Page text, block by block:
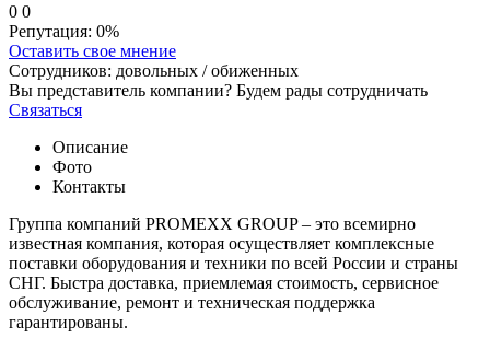
0 0
Репутация: 0%
Оставить свое мнение
Сотрудников: довольных /обиженных
Вы представитель компании? Будем рады сотрудничать
Связаться
Описание
Фото
Контакты
Группа компаний PROMEXX GROUP – это всемирно
известная компания, которая осуществляет комплексные
поставки оборудования и техники по всей России и страны
СНГ. Быстра доставка, приемлемая стоимость, сервисное
обслуживание, ремонт и техническая поддержка
гарантированы.